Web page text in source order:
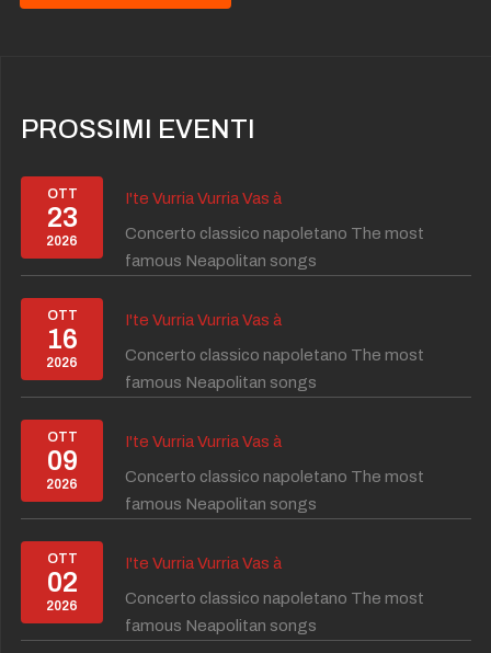
PROSSIMI EVENTI
OTT
23
2026
I'te Vurria Vurria Vas à
Concerto classico napoletano The most
famous Neapolitan songs
OTT
16
2026
I'te Vurria Vurria Vas à
Concerto classico napoletano The most
famous Neapolitan songs
OTT
09
2026
I'te Vurria Vurria Vas à
Concerto classico napoletano The most
famous Neapolitan songs
OTT
02
2026
I'te Vurria Vurria Vas à
Concerto classico napoletano The most
famous Neapolitan songs